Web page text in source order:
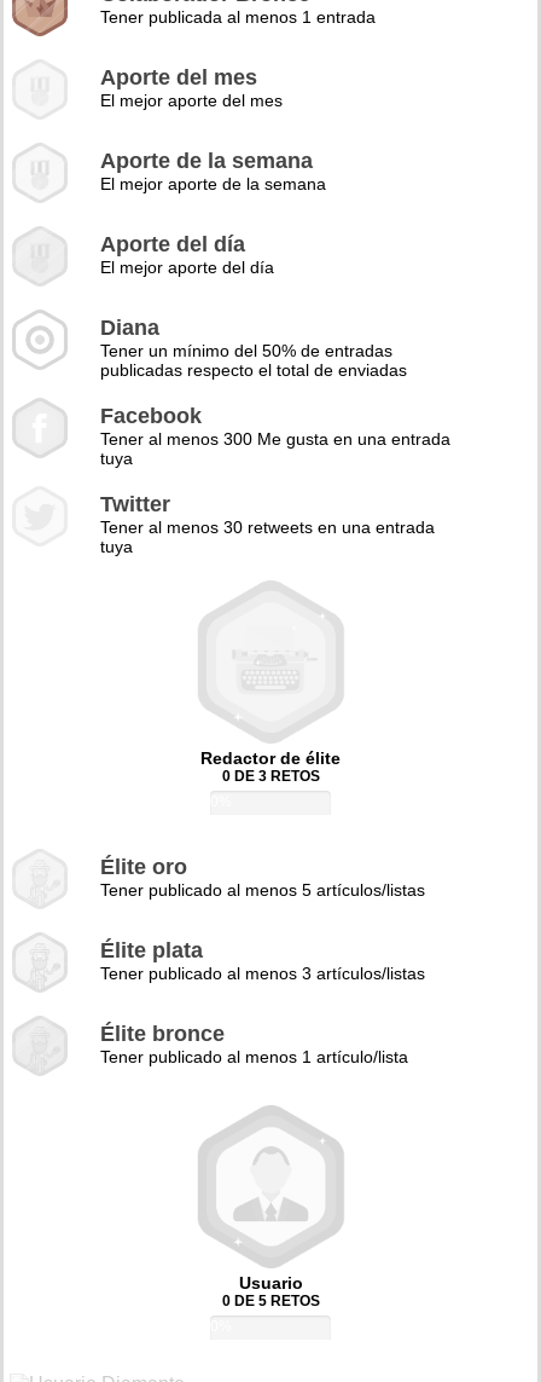
Tener publicada al menos 1 entrada
Aporte del mes
El mejor aporte del mes
Aporte de la semana
El mejor aporte de la semana
Aporte del día
El mejor aporte del día
Diana
Tener un mínimo del 50% de entradas
publicadas respecto el total de enviadas
Facebook
Tener al menos 300 Me gusta en una entrada
tuya
Twitter
Tener al menos 30 retweets en una entrada
tuya
Redactor de élite
0 DE 3 RETOS
Élite oro
Tener publicado al menos 5 artículos/listas
Élite plata
Tener publicado al menos 3 artículos/listas
Élite bronce
Tener publicado al menos 1 artículo/lista
Usuario
0 DE 5 RETOS